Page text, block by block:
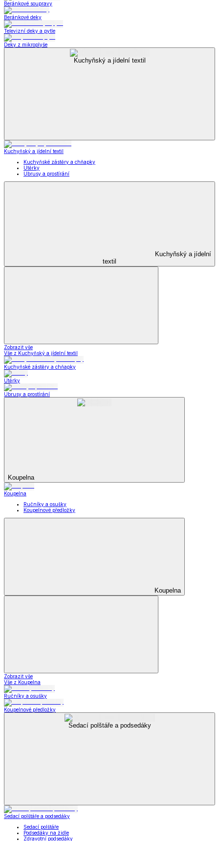
Beránkové soupravy
Beránkové deky
Televizní deky a pytle
Deky z mikroplyše
Kuchyňský a jídelní textil
Kuchyňský a jídelní textil
Kuchyňské zástěry a chňapky
Utěrky
Ubrusy a prostírání
Kuchyňský a jídelní
textil
Zobrazit vše
Vše z Kuchyňský a jídelní textil
Kuchyňské zástěry a chňapky
Utěrky
Ubrusy a prostírání
Koupelna
Koupelna
Ručníky a osušky
Koupelnové předložky
Koupelna
Zobrazit vše
Vše z Koupelna
Ručníky a osušky
Koupelnové předložky
Sedací polštáře a podsedáky
Sedací polštáře a podsedáky
Sedací polštáře
Podsedáky na židle
Zdravotní podsedáky